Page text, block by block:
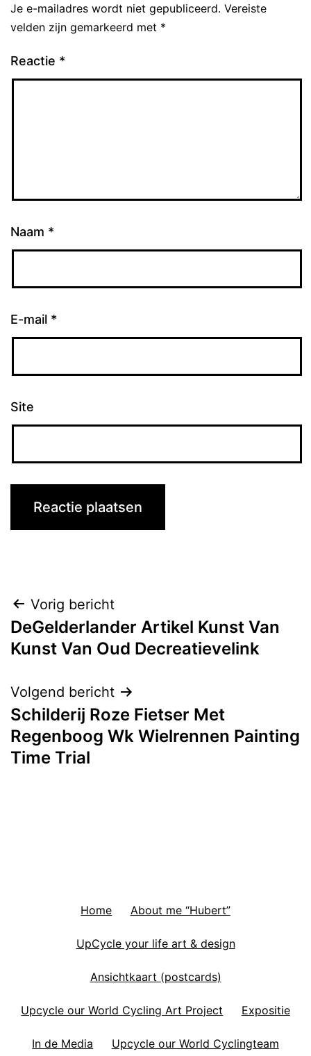
Je e-mailadres wordt niet gepubliceerd. Vereiste
velden zijn gemarkeerd met *
Reactie *
Naam *
E-mail *
Site
Bericht
navigatie
Vorig bericht
DeGelderlander Artikel Kunst Van
Kunst Van Oud Decreatievelink
Volgend bericht
Schilderij Roze Fietser Met
Regenboog Wk Wielrennen Painting
Time Trial
Home About me “Hubert”
UpCycle your life art & design
Ansichtkaart (postcards)
Upcycle our World Cycling Art Project Expositie
In de Media Upcycle our World Cyclingteam